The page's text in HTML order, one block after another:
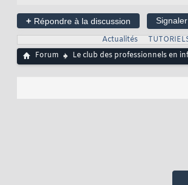
+ Répondre à la discussion
Actualités
Forum
Le club des professionnels en